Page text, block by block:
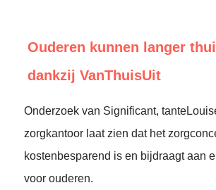
Ouderen kunnen langer
dankzij VanThuisUit
Onderzoek van Significant,
zorgkantoor laat zien dat het
kostenbesparend is en bijdraagt aan
voor ouderen.